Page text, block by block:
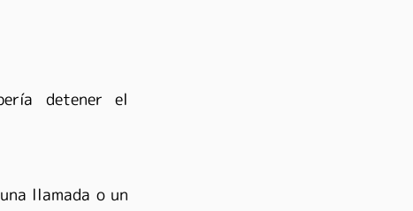
detener el
llamada o un